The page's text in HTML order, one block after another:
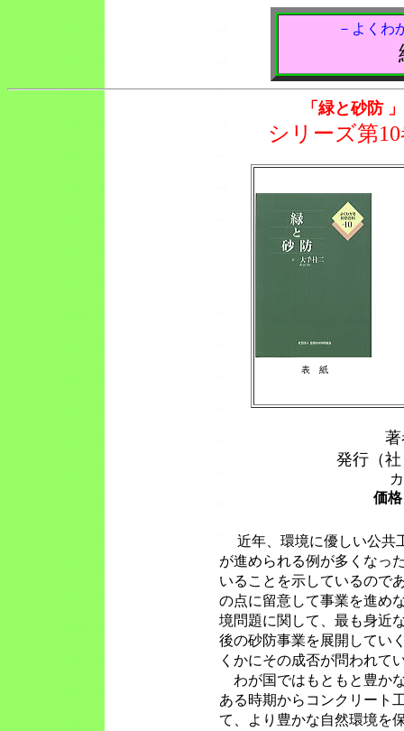
－よくわ
「緑と砂防
シリーズ第
表 紙
発行（
カ
価
近年、環境に優しい公共
が進められる例が多くなっ
いることを示しているので
の点に留意して事業を進
境問題に関して、最も身近
後の砂防事業を展開してい
くかにその成否が問われ
わが国ではもともと豊か
ある時期からコンクリート
て、より豊かな自然環境を